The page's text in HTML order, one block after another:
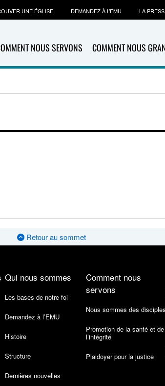
NOUS SERVONS COMMENT NOUS
UNE ÉGLISE DEMANDEZ À L’EMU LA
Retour au sommet
Qui nous sommes
Les bases de notre foi
Demandez à l’EMU
Histoire
Structure
Dernières nouvelles
Comment nous
servons
Nous sommes des disciples
Promotion de la santé et de
l’intégrité
Plaidoyer pour la justice